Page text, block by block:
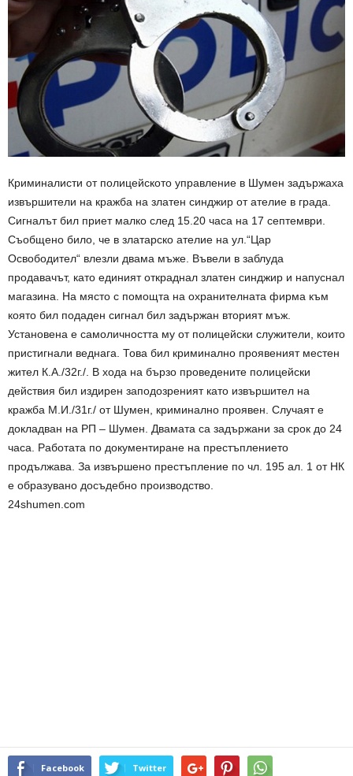
Криминалисти от полицейското управление в Шумен задържаха
извършители на кражба на златен синджир от ателие в града.
Сигналът бил приет малко след 15.20 часа на 17 септември.
Съобщено било, че в златарско ателие на ул.“Цар
Освободител“ влезли двама мъже. Въвели в заблуда
продавачът, като единият откраднал златен синджир и напуснал
магазина. На място с помощта на охранителната фирма към
която бил подаден сигнал бил задържан вторият мъж.
Установена е самоличността му от полицейски служители, които
пристигнали веднага. Това бил криминално проявеният местен
жител К.А./32г./. В хода на бързо проведените полицейски
действия бил издирен заподозреният като извършител на
кражба М.И./31г./ от Шумен, криминално проявен. Случаят е
докладван на РП – Шумен. Двамата са задържани за срок до 24
часа. Работата по документиране на престъплението
продължава. За извършено престъпление по чл. 195 ал. 1 от НК
е образувано досъдебно производство.
24shumen.com
Facebook Twitter